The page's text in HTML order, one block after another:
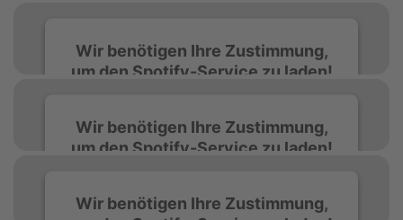
Wir benötigen Ihre Zustimmung,
um den Spotify-Service zu laden!
einzubetten. Dieser Service kann Daten zu
Ihren Aktivitäten sammeln. Bitte lesen Sie die
Wir benötigen Ihre Zustimmung,
um den Spotify-Service zu laden!
einzubetten. Dieser Service kann Daten zu
Wir benötigen Ihre Zustimmung,